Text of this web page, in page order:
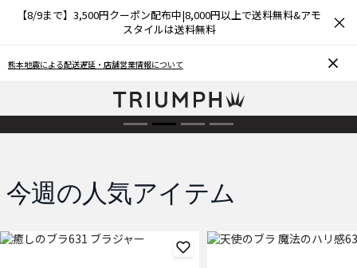
【8/9まで】3,500円クーポン配布中|8,000円以上で送料無料&アモ
スタイルは送料無料
×
熊本地震による配送遅延・店舗営業情報について
会員ログインで3%OFF
8/9まで！WEB限定
商品を見る
今週の人気アイテム